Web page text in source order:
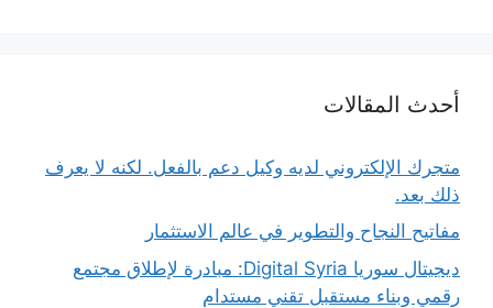
أحدث المقالات
متجرك الإلكتروني لديه وكيل دعم بالفعل. لكنه لا يعرف
ذلك بعد.
مفاتيح النجاح والتطوير في عالم الاستثمار
ديجيتال سوريا Digital Syria: مبادرة لإطلاق مجتمع
رقمي وبناء مستقبل تقني مستدام